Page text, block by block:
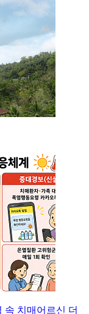
속 치매어르신 더